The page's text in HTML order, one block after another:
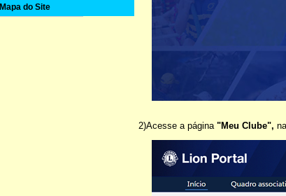
Mapa do Site
2)Acesse a página "Meu Clube",